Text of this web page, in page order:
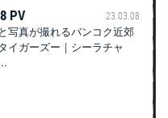
PV 23.03.08
写真が撮れるバンコク近郊
イガーズー｜シーラチャ